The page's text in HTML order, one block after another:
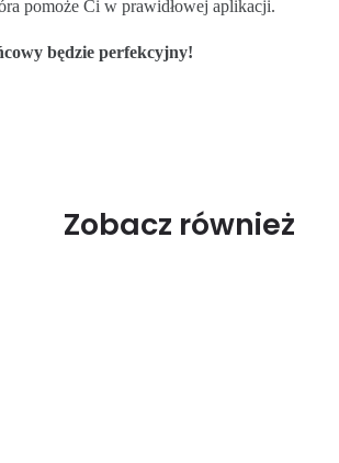
pomoże Ci w prawidłowej aplikacji.
będzie perfekcyjny!
Zobacz również